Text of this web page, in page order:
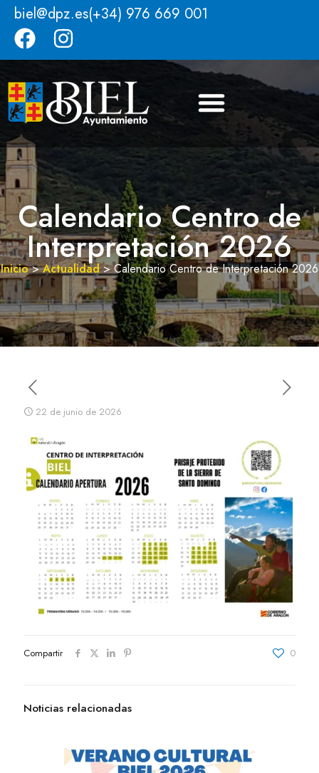
biel@dpz.es(+34) 976 669 001
Calendario Centro de
Interpretación 2026
Inicio>Actualidad>Calendario Centro de Interpretación 2026
22 de junio de 2026
Compartir 0
Noticias relacionadas